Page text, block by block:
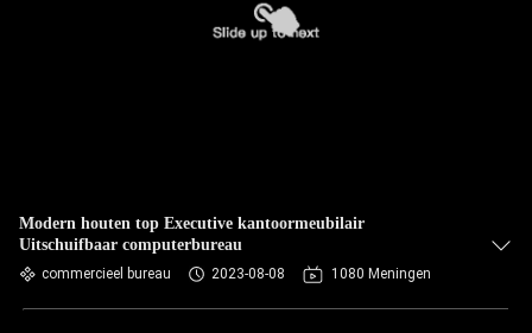
Modern houten top Executive kantoormeubilair
Uitschuifbaar computerbureau
commercieel bureau 2023-08-08 1080 Meningen